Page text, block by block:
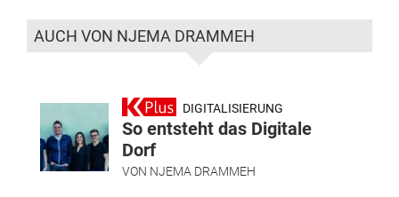
AUCH VON NJEMA DRAMMEH
DIGITALISIERUNG
So entsteht das Digitale
Dorf
VON NJEMA DRAMMEH